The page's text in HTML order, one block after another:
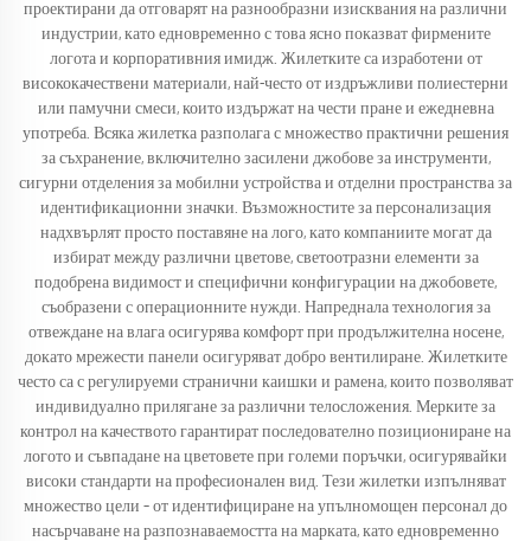
проектирани да отговарят на разнообразни изисквания на различни
индустрии, като едновременно с това ясно показват фирмените
логота и корпоративния имидж. Жилетките са изработени от
висококачествени материали, най-често от издръжливи полиестерни
или памучни смеси, които издържат на чести пране и ежедневна
употреба. Всяка жилетка разполага с множество практични решения
за съхранение, включително засилени джобове за инструменти,
сигурни отделения за мобилни устройства и отделни пространства за
идентификационни значки. Възможностите за персонализация
надхвърлят просто поставяне на лого, като компаниите могат да
избират между различни цветове, светоотразни елементи за
подобрена видимост и специфични конфигурации на джобовете,
съобразени с операционните нужди. Напреднала технология за
отвеждане на влага осигурява комфорт при продължителна носене,
докато мрежести панели осигуряват добро вентилиране. Жилетките
често са с регулируеми странични каишки и рамена, които позволяват
индивидуално прилягане за различни телосложения. Мерките за
контрол на качеството гарантират последователно позициониране на
логото и съвпадане на цветовете при големи поръчки, осигурявайки
високи стандарти на професионален вид. Тези жилетки изпълняват
множество цели – от идентифициране на упълномощен персонал до
насърчаване на разпознаваемостта на марката, като едновременно